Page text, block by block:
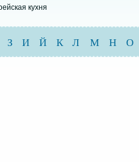
кухня
З И Й К Л М Н О